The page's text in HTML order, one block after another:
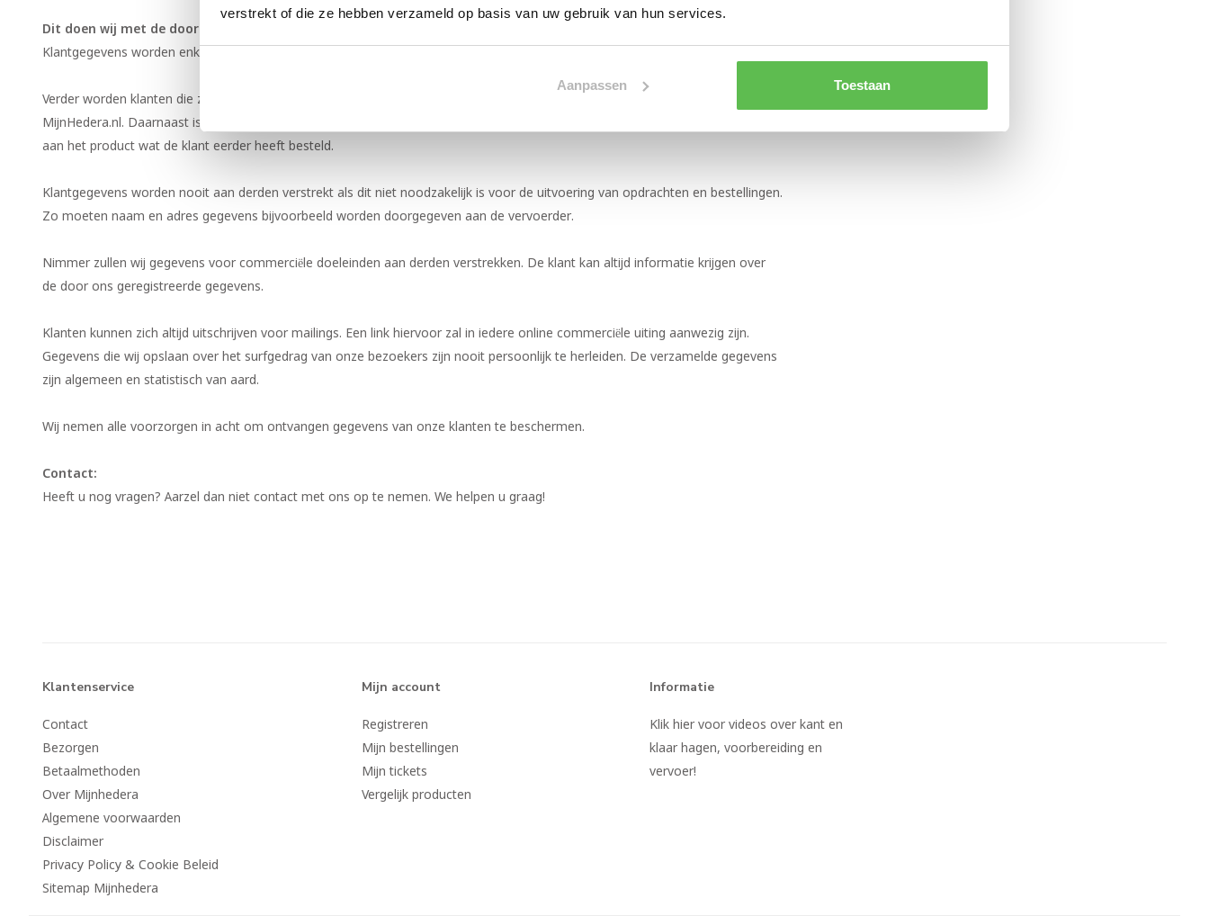
verstrekt of die ze hebben verzameld op basis van uw gebruik van hun services.
Aanpassen Toestaan
Dit doen wij met de door ons ontvangen gegevens:
Klantgegevens worden enkel gebruikt voor het uitvoeren van en voor communicatie over opdrachten en bestellingen.
Verder worden klanten die zich hiervoor hebben ingeschreven via mailings op de hoogte gehouden van de ontwikkelingen bij
MijnHedera.nl. Daarnaast is het mogelijk dat MijnHedera.nlnog contact met de klant opneemt indien dit bericht gerelateerd is
aan het product wat de klant eerder heeft besteld.
Klantgegevens worden nooit aan derden verstrekt als dit niet noodzakelijk is voor de uitvoering van opdrachten en bestellingen.
Zo moeten naam en adres gegevens bijvoorbeeld worden doorgegeven aan de vervoerder.
Nimmer zullen wij gegevens voor commerciële doeleinden aan derden verstrekken. De klant kan altijd informatie krijgen over
de door ons geregistreerde gegevens.
Klanten kunnen zich altijd uitschrijven voor mailings. Een link hiervoor zal in iedere online commerciële uiting aanwezig zijn.
Gegevens die wij opslaan over het surfgedrag van onze bezoekers zijn nooit persoonlijk te herleiden. De verzamelde gegevens
zijn algemeen en statistisch van aard.
Wij nemen alle voorzorgen in acht om ontvangen gegevens van onze klanten te beschermen.
Contact:
Heeft u nog vragen? Aarzel dan niet contact met ons op te nemen. We helpen u graag!
Klantenservice
Contact
Bezorgen
Betaalmethoden
Over Mijnhedera
Algemene voorwaarden
Disclaimer
Privacy Policy & Cookie Beleid
Sitemap Mijnhedera
Mijn account
Registreren
Mijn bestellingen
Mijn tickets
Vergelijk producten
Informatie
Klik hier voor videos over kant en
klaar hagen, voorbereiding en
vervoer!